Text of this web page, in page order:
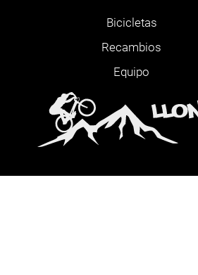
Bicicletas
Recambios
Equipo